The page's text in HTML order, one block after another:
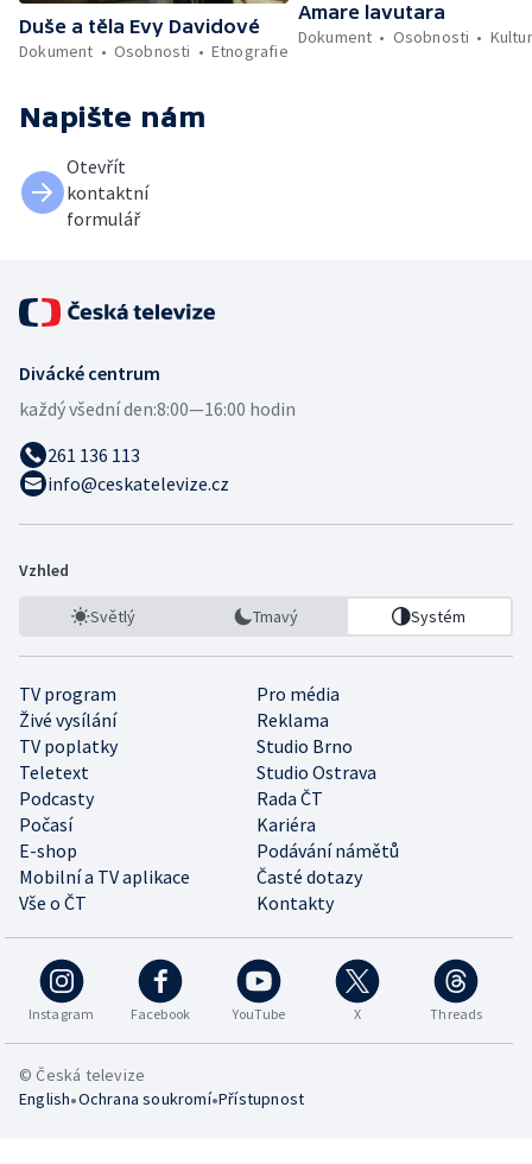
Duše a těla Evy Davidové
Dokument
Osobnosti Etnografie
Amare lavutara
Dokument
Osobnosti
Napište nám
Otevřít
kontaktní
formulář
Divácké centrum
každý všední den:8:00—16:00 hodin
261 136 113
info@ceskatelevize.cz
Vzhled
Světlý Tmavý Systém
TV program
Pro média
Živé vysílání
Reklama
TV poplatky
Studio Brno
Teletext
Studio Ostrava
Podcasty
Rada ČT
Počasí
Kariéra
E-shop
Podávání námětů
Mobilní a TV aplikace
Časté dotazy
Vše o ČT
Kontakty
Instagram Facebook YouTube X Threads
© Česká televize
English•Ochrana soukromí•Přístupnost